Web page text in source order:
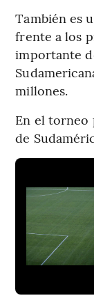
También es
frente a los
importante
millones.
En el torneo
de